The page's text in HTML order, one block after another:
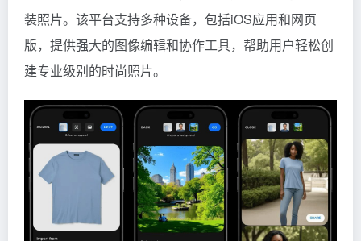
装照片。该平台支持多种设备，包括iOS应用和网页
版，提供强大的图像编辑和协作工具，帮助用户轻松创
建专业级别的时尚照片。